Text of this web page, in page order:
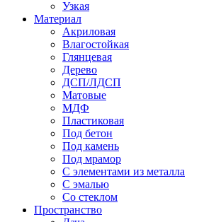
Узкая
Материал
Акриловая
Влагостойкая
Глянцевая
Дерево
ДСП/ЛДСП
Матовые
МДФ
Пластиковая
Под бетон
Под камень
Под мрамор
С элементами из металла
С эмалью
Со стеклом
Пространство